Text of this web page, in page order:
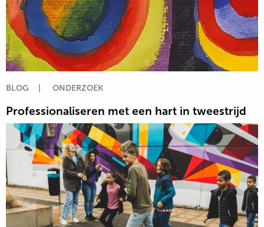
BLOG ONDERZOEK
Professionaliseren met een hart in tweestrijd
Lees
meer
over